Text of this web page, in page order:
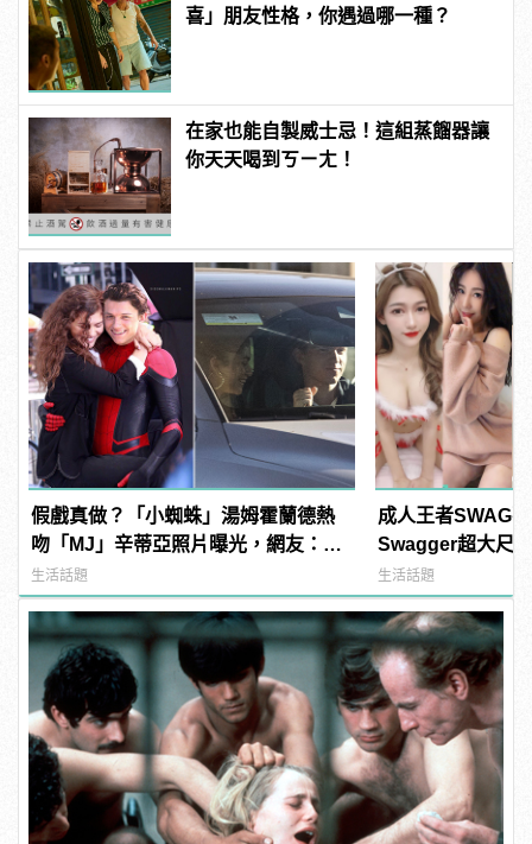
喜」朋友性格，你遇過哪一種？
在家也能自製威士忌！這組蒸餾器讓
你天天喝到ㄎㄧㄤ！
假戲真做？「小蜘蛛」湯姆霍蘭德熱
吻「MJ」辛蒂亞照片曝光，網友：
《蜘蛛人》傳統 | manfashion這樣變
型男
生活話題
成人王者SWAG
Swagger超大尺
紅海鮮通通有，
結！ |
生活話題